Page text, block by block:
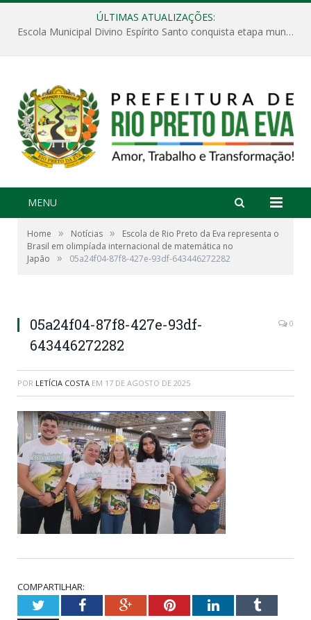
ÚLTIMAS ATUALIZAÇÕES:
Escola Municipal Divino Espírito Santo conquista etapa municipal da V Feira Amazonense de Matemática
MENU
Home » Notícias »
Escola de Rio Preto da Eva representa o
Brasil em olimpíada internacional de matemática no
Japão
» 05a24f04-87f8-427e-93df-643446272282
05a24f04-87f8-427e-93df-
643446272282
0
POR LETÍCIA COSTA EM 17 DE AGOSTO DE 2025
COMPARTILHAR:
TwitterFacebookGoogle+PinterestLinkedInTumblr